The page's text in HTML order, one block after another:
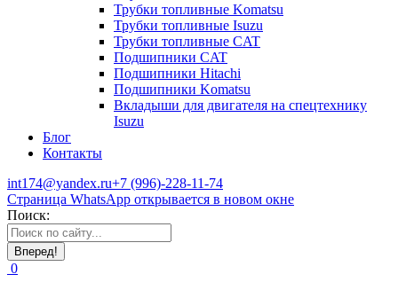
Трубки топливные Komatsu
Трубки топливные Isuzu
Трубки топливные CAT
Подшипники CAT
Подшипники Hitachi
Подшипники Komatsu
Вкладыши для двигателя на спецтехнику
Isuzu
Блог
Контакты
int174@yandex.ru+7 (996)-228-11-74
Страница WhatsApp открывается в новом окне
Поиск:
0